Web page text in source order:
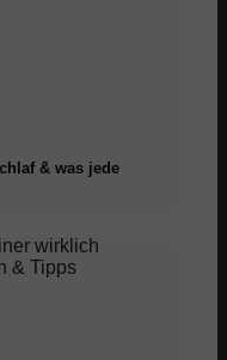
& was jede